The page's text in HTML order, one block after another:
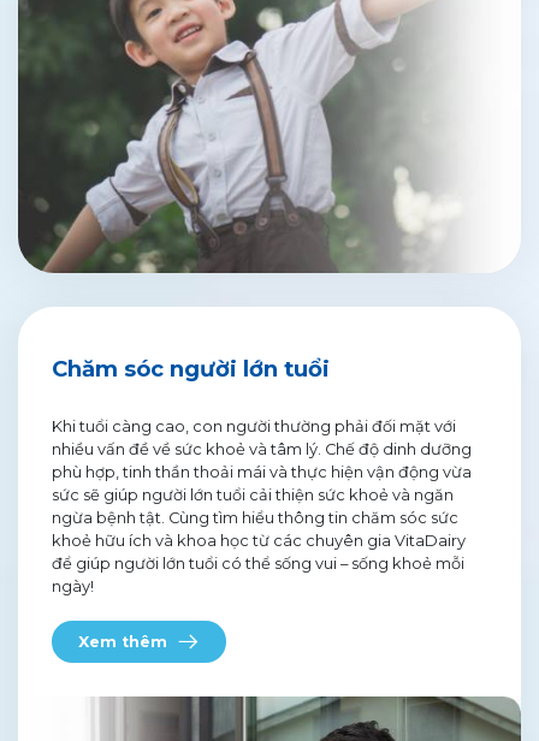
Chăm sóc người lớn tuổi
Khi tuổi càng cao, con người thường phải đối mặt với
nhiều vấn đề về sức khoẻ và tâm lý. Chế độ dinh dưỡng
phù hợp, tinh thần thoải mái và thực hiện vận động vừa
sức sẽ giúp người lớn tuổi cải thiện sức khoẻ và ngăn
ngừa bệnh tật. Cùng tìm hiểu thông tin chăm sóc sức
khoẻ hữu ích và khoa học từ các chuyên gia VitaDairy
để giúp người lớn tuổi có thể sống vui – sống khoẻ mỗi
ngày!
Xem thêm